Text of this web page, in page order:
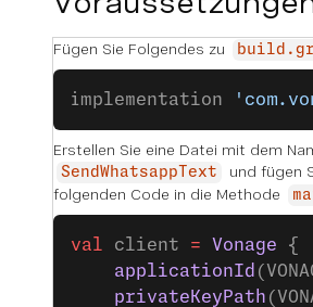
Fügen Sie Folgendes zu
implementation
Erstellen Sie eine Datei mit dem
SendWhatsappText
und fügen
folgenden Code in die Methode
val client = Vonage {
    applicationId
    privateKeyPath